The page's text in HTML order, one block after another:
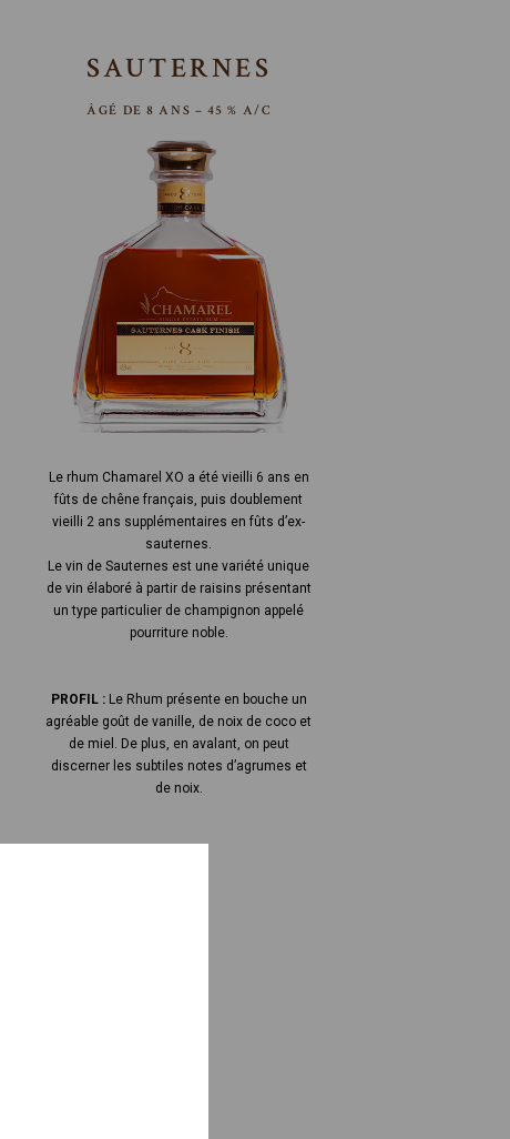
SAUTERNES
ÂGÉ DE 8 ANS – 45 % A/C
Le rhum Chamarel XO a été vieilli 6 ans en
fûts de chêne français, puis doublement
vieilli 2 ans supplémentaires en fûts d’ex-
sauternes.
Le vin de Sauternes est une variété unique
de vin élaboré à partir de raisins présentant
un type particulier de champignon appelé
pourriture noble.
PROFIL :Le Rhum présente en bouche un
agréable goût de vanille, de noix de coco et
de miel. De plus, en avalant, on peut
discerner les subtiles notes d’agrumes et
de noix.